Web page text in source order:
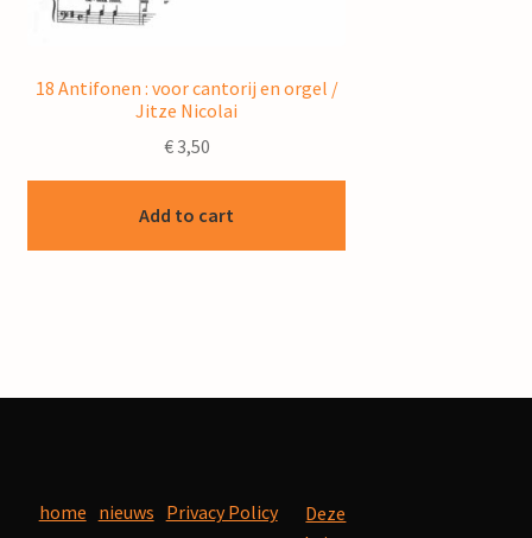
18 Antifonen : voor cantorij en orgel /
Jitze Nicolai
€3,50
Add to cart
home nieuws Privacy Policy
Deze